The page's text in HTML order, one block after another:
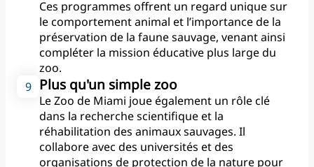
tramway fait le tour des
principales attractions,
tandis que des visites
guidées permettent
d’approfondir ses
connaissances sur la faune
du zoo et ses initiatives en
matière de conservation.
Ces programmes offrent un regard unique sur
le comportement animal et l’importance de la
préservation de la faune sauvage, venant ainsi
compléter la mission éducative plus large du
zoo.
Plus qu'un simple zoo
Le Zoo de Miami joue également un rôle clé
dans la recherche scientifique et la
réhabilitation des animaux sauvages. Il
collabore avec des universités et des
organisations de protection de la nature pour